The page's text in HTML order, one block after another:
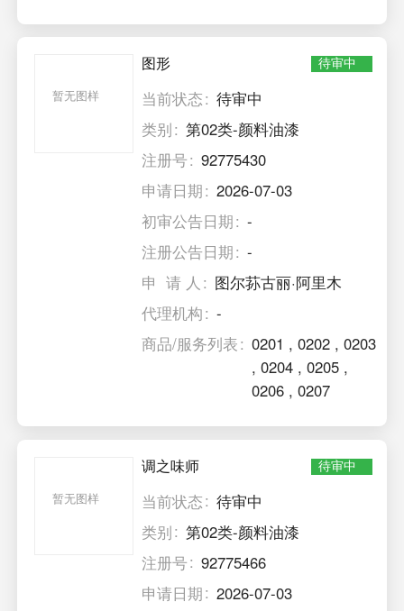
暂无图样
图形 待审中
当前状态
待审中
类别
第02类-颜料油漆
注册号
92775430
申请日期
2026-07-03
初审公告日期
-
注册公告日期
-
申 请 人
图尔荪古丽·阿里木
代理机构
-
商品/服务列表
0201 ,0202 ,0203
,0204 ,0205 ,
0206 ,0207
暂无图样
调之味师 待审中
当前状态
待审中
类别
第02类-颜料油漆
注册号
92775466
申请日期
2026-07-03